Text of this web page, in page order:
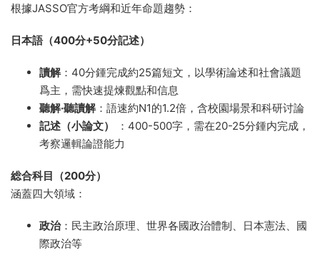
根據JASSO官方考綱和近年命題趨勢：
日本語（400分+50分記述）
讀解：40分鍾完成約25篇短文，以學術論述和社會議題
爲主，需快速提煉觀點和信息
聽解·聽讀解：語速約N1的1.2倍，含校園場景和科研讨論
記述（小論文）
：400-500字，需在20-25分鍾内完成，
考察邏輯論證能力
総合科目（200分）
涵蓋四大領域：
政治：民主政治原理、世界各國政治體制、日本憲法、國
際政治等